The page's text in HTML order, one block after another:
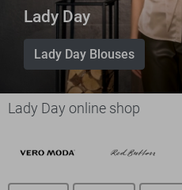
Lady Day
Lady Day Blouses
Lady Day online shop